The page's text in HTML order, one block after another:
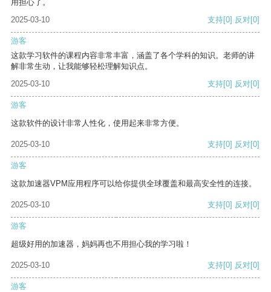
用担心了。
2025-03-10
支持[0] 反对[0]
游客
这款学习软件的课程内容非常丰富，涵盖了各个学科的知识。老师的讲
解非常生动，让我能够轻松理解知识点。
2025-03-10
支持[0] 反对[0]
游客
这款软件的设计非常人性化，使用起来非常方便。
2025-03-10 支持[0] 反对[0]
游客
这款加速器VPM应用程序可以给你提供全球覆盖和最高安全性的连接。
2025-03-10 支持[0] 反对[0]
游客
超级好用的加速器，妈妈再也不用担心我的学习啦！
2025-03-10 支持[0] 反对[0]
游客